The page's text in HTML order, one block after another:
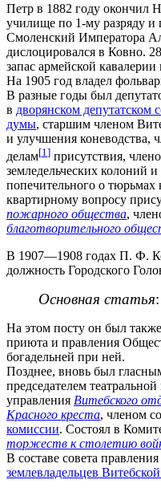
Петр в 1882 году окончил
училище по 1-му разряду и
Смоленский Императора
дислоцировался в Ковно.
запас армейской
На 1905 год владел
В разные годы был
в дворянском депутатском
думы, старшим членом
и улучшения коневодства,
делам[1 ] присутствия,
земледельческих колоний
попечительного о тюрьмах
квартирному вопросу
пожарного общества,
благотворительного
В 1907—1908 годах П. Ф.
должность Городского
Основная статья:
На этом посту он был
приюта и правления
богадельней при ней.
Позднее, вновь был
председателем
управления Витебского
Красного креста, членом
комиссии. Состоял в
торжеств к столетию
В составе совета правления
землевладельцев